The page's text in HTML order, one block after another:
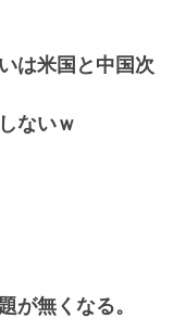
は米国と中国次
ないｗ
が無くなる。